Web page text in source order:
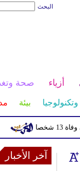
البحث
أزياء صحة
بيئة
آخر الأخبار